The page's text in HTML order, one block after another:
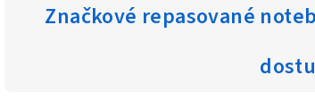
Značkové repasované